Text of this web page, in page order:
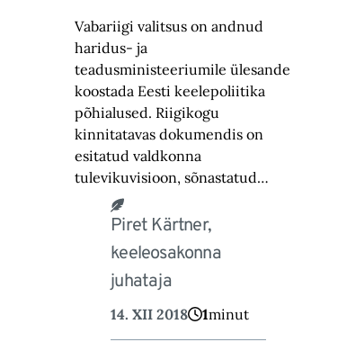
Vabariigi valitsus on andnud
haridus- ja
teadusministeeriumile ülesande
koostada Eesti keelepoliitika
põhialused. Riigikogu
kinnitatavas dokumendis on
esitatud valdkonna
tulevikuvisioon, sõnastatud…
Piret Kärtner,
keeleosakonna
juhataja
14. XII 2018 1minut